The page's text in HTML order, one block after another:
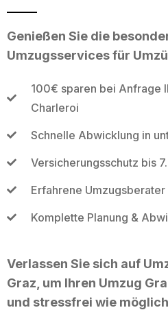
Genießen Sie die
Umzugsservices für
100€ sparen bei Anfrage
Charleroi
Schnelle Abwicklung in
Versicherungsschutz bis
Erfahrene
Komplette Planung &
Verlassen Sie sich auf
Graz, um Ihren Umzug
und stressfrei wie